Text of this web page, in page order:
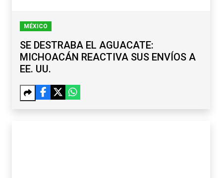
MÉXICO
SE DESTRABA EL AGUACATE:
MICHOACÁN REACTIVA SUS ENVÍOS A
EE. UU.